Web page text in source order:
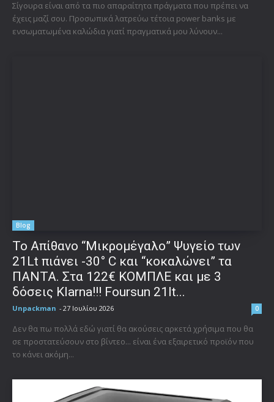
Σίγουρα είναι από τα πιο απαραίτητα πράγματα που πρέπει να
έχεις μαζί σου. Προσωπικά λατρεύω τέτοια power banks με
ενσωματωμένα καλώδια γιατί πραγματικά μου λύνουν...
Blog
Το Απίθανο “Μικρομέγαλο” Ψυγείο των
21Lt πιάνει -30° C και “κοκαλώνει” τα
ΠΑΝΤΑ. Στα 122€ ΚΟΜΠΛΕ και με 3
δόσεις Klarna!!! Foursun 21lt...
Unpackman - 27 Ιουλίου 2026 0
Δεν θα πω πολλά εδώ γιατί θα ακούσεις αρκετά χρήσιμα που θα
σε προστατεύσουν στο βίντεο... είναι ένα εξαιρετικό προϊόν που
το κάνει ακόμη...